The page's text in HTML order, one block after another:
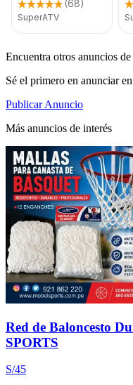
Encuentra otros anuncios
Sé el primero en anunciar
Publicar Anuncio
Más anuncios de interés
Red de Baloncesto
SPORTS
S/45